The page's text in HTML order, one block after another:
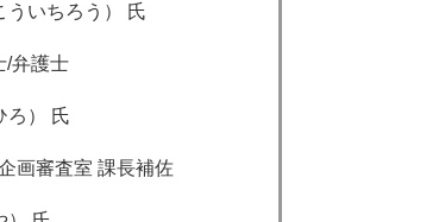
ちろう） 氏
/弁護士
） 氏
画審査室 課長補佐